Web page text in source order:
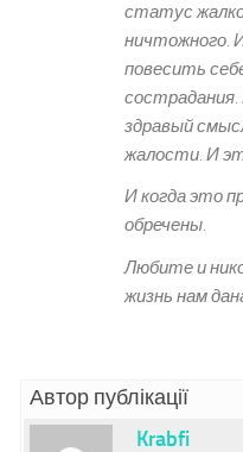
статус
ничтожного.
повесить
здравый
жалости. И
И когда это
обречены.
Любите и
жизнь нам
Автор публікації
Krabfi